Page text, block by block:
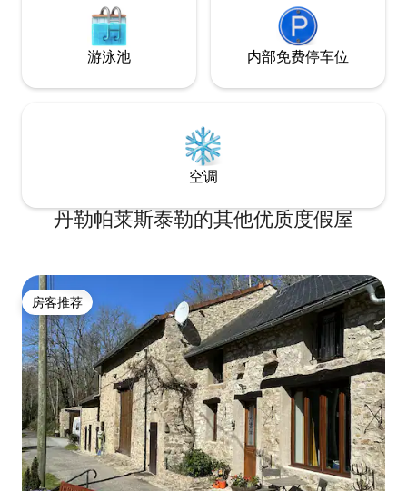
游泳池 内部免费停车位
空调
丹勒帕莱斯泰勒的其他优质度假屋
房客推荐
房客推荐